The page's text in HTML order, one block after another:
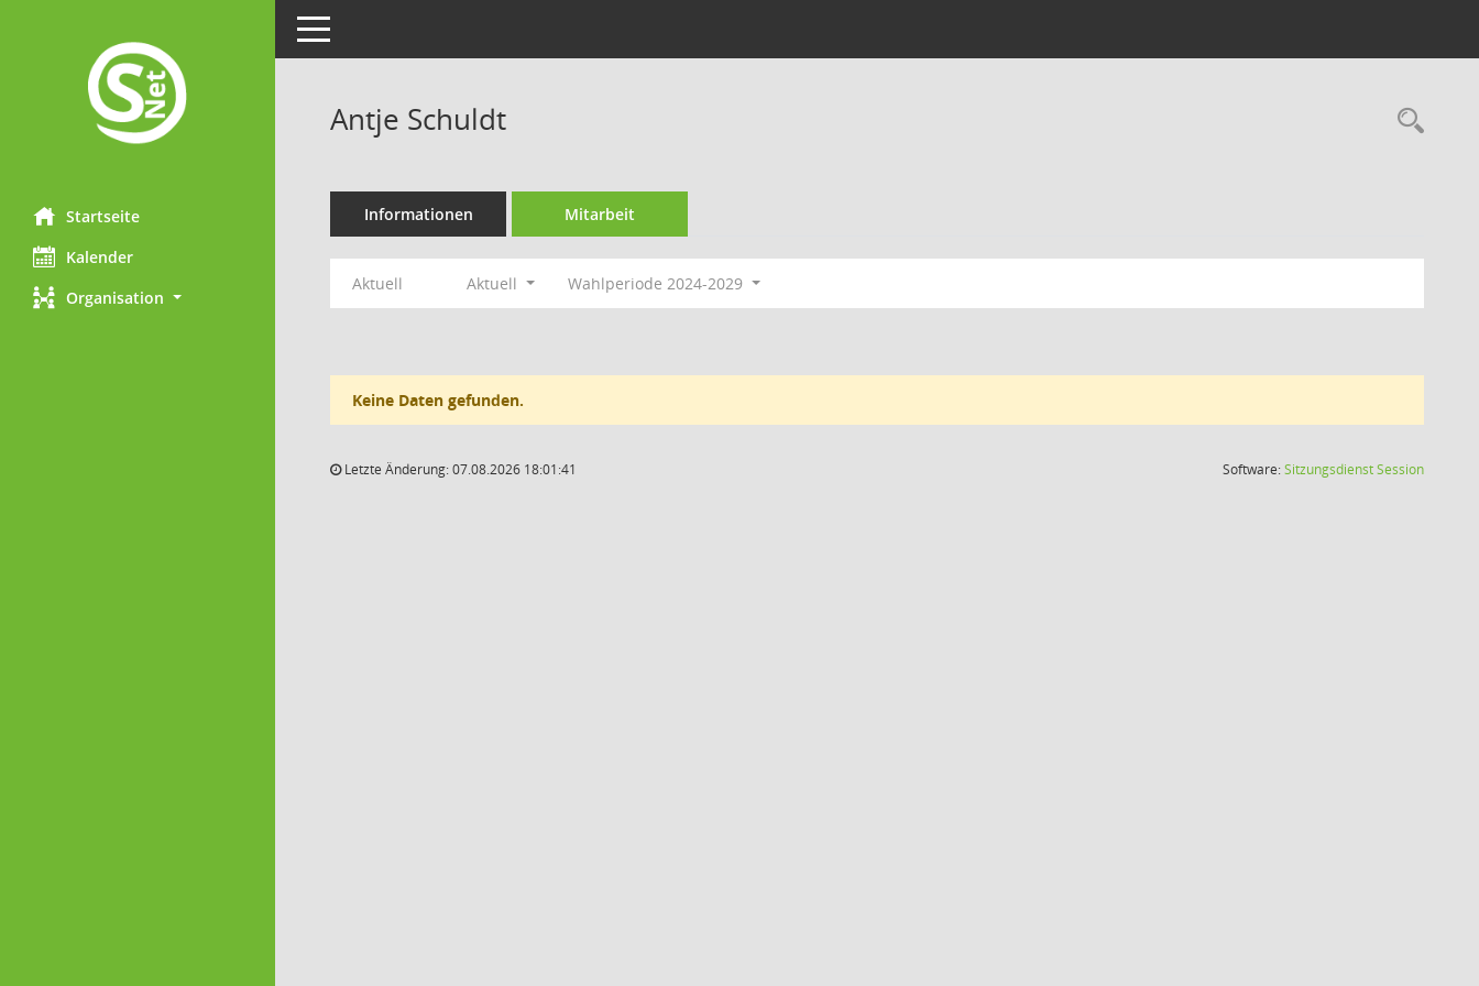
Startseite
Kalender
Organisation
Toggle navigation
Antje Schuldt
Informationen Mitarbeit
Aktuell Aktuell Wahlperiode 2024-2029
Keine Daten gefunden.
Letzte Änderung: 07.08.2026 18:01:41 Software:SitzungsdienstSession(Wird in